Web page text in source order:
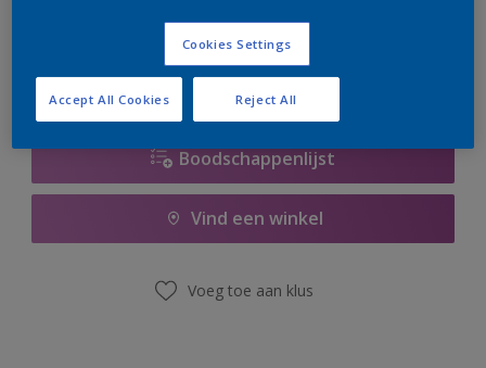
er hard aan om de voorraad aan te vullen.
Boodschappenlijst
Vind een winkel
Voeg toe aan klus
Cookies Settings
Reject All
Accept All Cookies